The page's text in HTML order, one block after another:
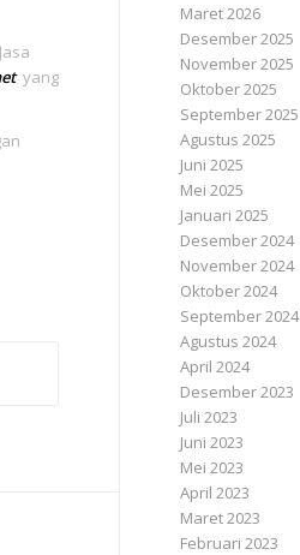
yang
Maret 2026
Desember 2025
November 2025
Oktober 2025
September 2025
Agustus 2025
Juni 2025
Mei 2025
Januari 2025
Desember 2024
November 2024
Oktober 2024
September 2024
Agustus 2024
April 2024
Desember 2023
Juli 2023
Juni 2023
Mei 2023
April 2023
Maret 2023
Februari 2023